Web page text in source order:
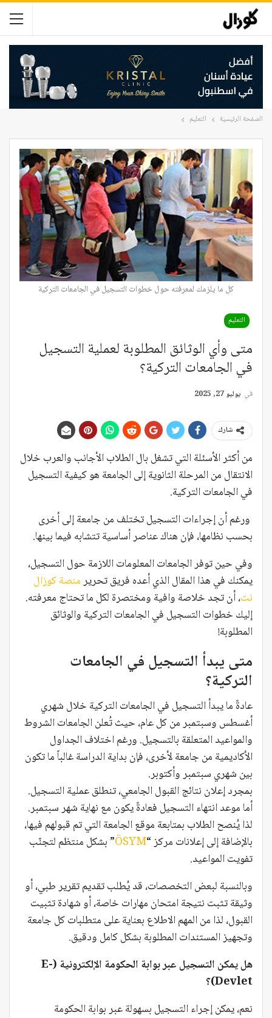
الصفحة الرئيسية التعليم
كل ما يلزمك لمعرفته حول خطوات التسجيل في الجامعات التركية
التعليم
متى وأي الوثائق المطلوبة لعملية التسجيل
في الجامعات التركية؟
في يوليو 27, 2025
شارك
من أكثر الأسئلة التي تشغل بال الطلاب الأجانب والعرب خلال
الانتقال من المرحلة الثانوية إلى الجامعة هو كيفية التسجيل
في الجامعات التركية.
ورغم أن إجراءات التسجيل تختلف من جامعة إلى أخرى
بحسب نظامها، فإن هناك عناصر أساسية تتشابه فيما بينها.
وفي حين توفر الجامعات المعلومات اللازمة حول التسجيل،
يمكنك في هذا المقال الذي أعده فريق تحريرمنصة كوزال
نت، أن تجد خلاصة وافية ومختصرة لكل ما تحتاج معرفته.
إليك خطوات التسجيل في الجامعات التركية والوثائق
المطلوبة!
متى يبدأ التسجيل في الجامعات
التركية؟
عادةً ما يبدأ التسجيل في الجامعات التركية خلال شهري
أغسطس وسبتمبر من كل عام، حيث تُعلن الجامعات الشروط
والمواعيد المتعلقة بالتسجيل. ورغم اختلاف الجداول
الأكاديمية من جامعة لأخرى، فإن بداية الدراسة غالباً ما تكون
بين شهري سبتمبر وأكتوبر.
بمجرد إعلان نتائج القبول الجامعي، تنطلق عملية التسجيل.
أما موعد انتهاء التسجيل فعادةً يكون مع نهاية شهر سبتمبر.
لذا يُنصح الطلاب بمتابعة موقع الجامعة التي تم قبولهم فيها،
بالإضافة إلى إعلانات مركز “ÖSYM” بشكل منتظم لتجنّب
تفويت المواعيد.
وبالنسبة لبعض التخصصات، قد يُطلب تقديم تقرير طبي، أو
وثيقة تثبت نتيجة امتحان مهارات خاصة، أو شهادة تثبيت
القبول، لذا من المهم الاطلاع بعناية على متطلبات كل جامعة
وتجهيز المستندات المطلوبة بشكل كامل ودقيق.
هل يمكن التسجيل عبر بوابة الحكومة الإلكترونية (E-
Devlet)؟
نعم، يمكن إجراء التسجيل بسهولة عبر بوابة الحكومة